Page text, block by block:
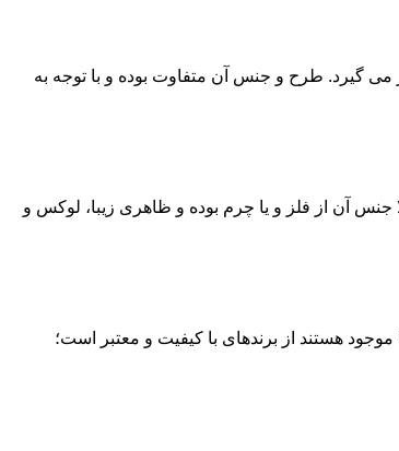
می گیرد. طرح و جنس آن متفاوت بوده و با توجه به
آن از فلز و یا چرم بوده و ظاهری زیبا، لوکس و
هستند از برندهای با کیفیت و معتبر است؛